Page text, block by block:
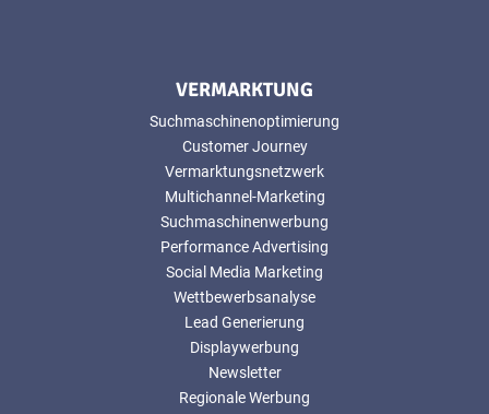
VERMARKTUNG
Suchmaschinenoptimierung
Customer Journey
Vermarktungsnetzwerk
Multichannel-Marketing
Suchmaschinenwerbung
Performance Advertising
Social Media Marketing
Wettbewerbsanalyse
Lead Generierung
Displaywerbung
Newsletter
Regionale Werbung